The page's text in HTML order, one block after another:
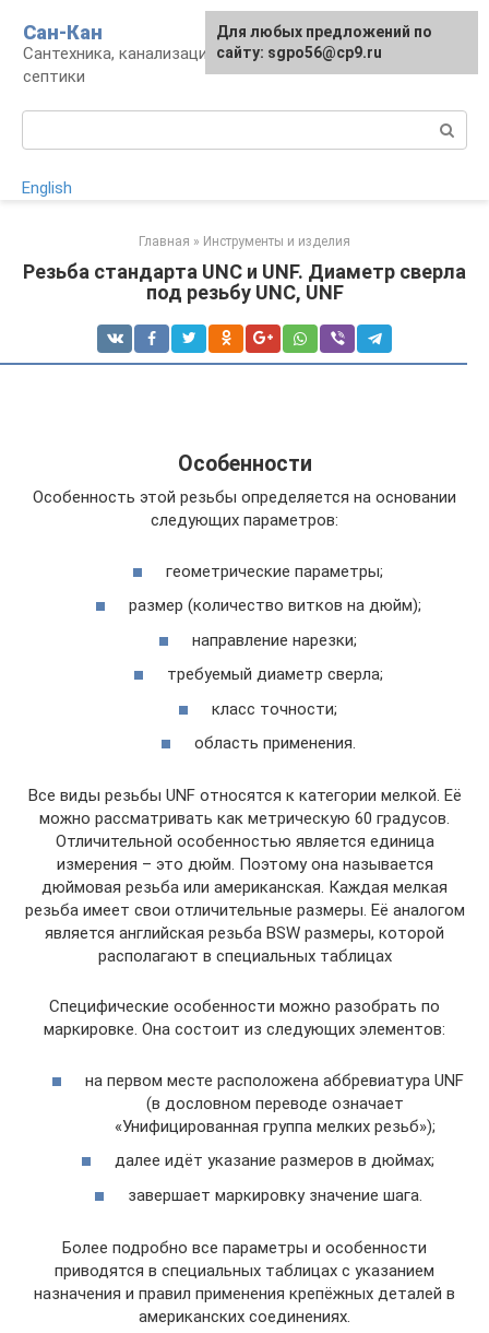
контенту
Сан-Кан
Сантехника, канализация, водопровод,
септики
English
Главная » Инструменты и изделия
Резьба стандарта UNC и UNF. Диаметр сверла
под резьбу UNC, UNF
Особенности
Особенность этой резьбы определяется на основании
следующих параметров:
геометрические параметры;
размер (количество витков на дюйм);
направление нарезки;
требуемый диаметр сверла;
класс точности;
область применения.
Все виды резьбы UNF относятся к категории мелкой. Её
можно рассматривать как метрическую 60 градусов.
Отличительной особенностью является единица
измерения – это дюйм. Поэтому она называется
дюймовая резьба или американская. Каждая мелкая
резьба имеет свои отличительные размеры. Её аналогом
является английская резьба BSW размеры, которой
располагают в специальных таблицах
Специфические особенности можно разобрать по
маркировке. Она состоит из следующих элементов:
на первом месте расположена аббревиатура UNF
(в дословном переводе означает
«Унифицированная группа мелких резьб»);
далее идёт указание размеров в дюймах;
завершает маркировку значение шага.
Более подробно все параметры и особенности
приводятся в специальных таблицах с указанием
назначения и правил применения крепёжных деталей в
американских соединениях.
Для любых предложений по
сайту: sgpo56@cp9.ru